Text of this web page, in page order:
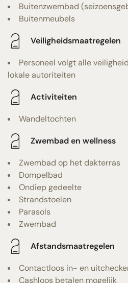
Buitenzwembad
Buitenmeubels
Veiligheidsmaatregelen
Personeel volgt alle
lokale autoriteiten
Activiteiten
Wandeltochten
Zwembad en wellness
Zwembad op het dakterras
Dompelbad
Ondiep gedeelte
Strandstoelen
Parasols
Zwembad
Afstandsmaatregelen
Contactloos in- en
Cashloos betalen mogelijk